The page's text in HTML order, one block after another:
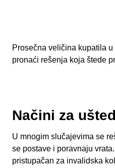
Prosečna veličina kupatila
pronaći rešenja koja štede
Načini za
U mnogim slučajevima se
se postave i poravnaju
pristupačan za invalidska